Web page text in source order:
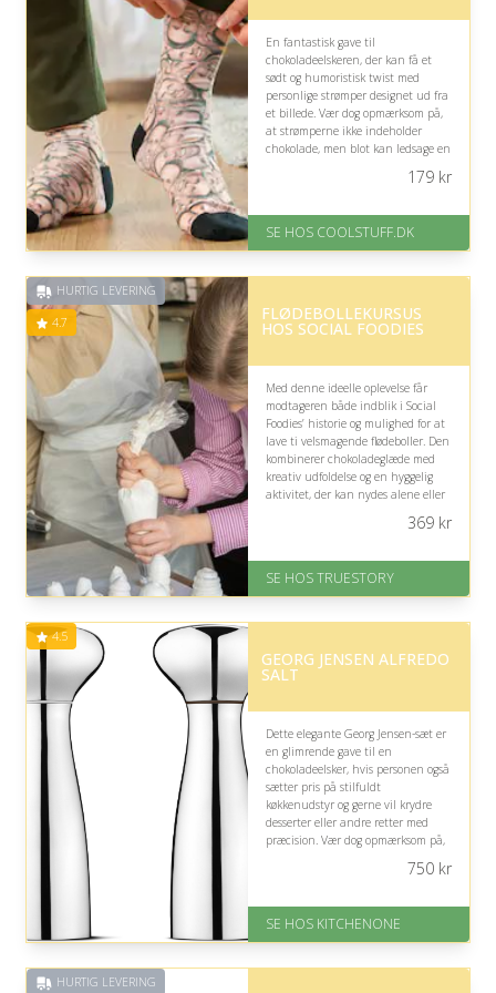
En fantastisk gave til
chokoladeelskeren, der kan få et
sødt og humoristisk twist med
personlige strømper designet ud fra
et billede. Vær dog opmærksom på,
at strømperne ikke indeholder
chokolade, men blot kan ledsage en
er 1-3 hverdage.
på 4.5 ud af 5
179kr
SE HOS COOLSTUFF.DK
HURTIG LEVERING
4.7 FLØDEBOLLEKURSUS
HOS SOCIAL FOODIES
Med denne ideelle oplevelse får
modtageren både indblik i Social
Foodies’ historie og mulighed for at
lave ti velsmagende flødeboller. Den
kombinerer chokoladeglæde med
kreativ udfoldelse og en hyggelig
aktivitet, der kan nydes alene eller
Eller lav digitalt gavekort med det
Fremragende Trustpilot rating
369kr
SE HOS TRUESTORY
4.5
GEORG JENSEN ALFREDO
SALT
Dette elegante Georg Jensen-sæt er
en glimrende gave til en
chokoladeelsker, hvis personen også
sætter pris på stilfuldt
køkkenudstyr og gerne vil krydre
desserter eller andre retter med
præcision. Vær dog opmærksom på,
750kr
SE HOS KITCHENONE
HURTIG LEVERING